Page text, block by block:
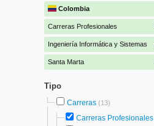
Colombia
Carreras Profesionales
Ingeniería Informática y Sistemas
Santa Marta
Tipo
Carreras (13)
Carreras Profesionales